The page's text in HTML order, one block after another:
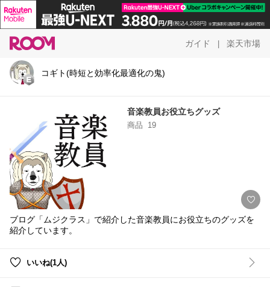
ガイド 楽天市場
コギト(時短と効率化最適化の鬼)
音楽教員お役立ちグッズ
商品 19
ブログ「ムジクラス」で紹介した音楽教員にお役立ちのグッズを
紹介しています。
いいね(1人)